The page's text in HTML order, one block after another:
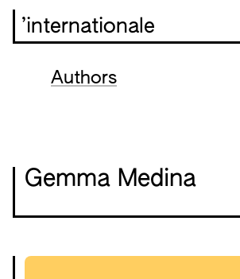
’internationale
Authors
Gemma Medina